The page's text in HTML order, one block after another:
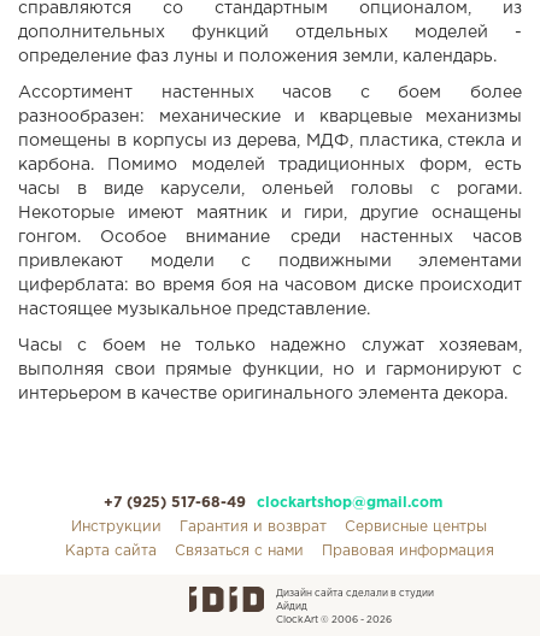
справляются со стандартным опционалом, из
дополнительных функций отдельных моделей -
определение фаз луны и положения земли, календарь.
Ассортимент настенных часов с боем более
разнообразен: механические и кварцевые механизмы
помещены в корпусы из дерева, МДФ, пластика, стекла и
карбона. Помимо моделей традиционных форм, есть
часы в виде карусели, оленьей головы с рогами.
Некоторые имеют маятник и гири, другие оснащены
гонгом. Особое внимание среди настенных часов
привлекают модели с подвижными элементами
циферблата: во время боя на часовом диске происходит
настоящее музыкальное представление.
Часы с боем не только надежно служат хозяевам,
выполняя свои прямые функции, но и гармонируют с
интерьером в качестве оригинального элемента декора.
+7 (925) 517-68-49
clockartshop@gmail.com
Инструкции
Гарантия и возврат
Сервисные центры
Карта сайта
Связаться с нами Правовая информация
Дизайн сайта сделали в студии
Айдид
ClockArt © 2006 - 2026